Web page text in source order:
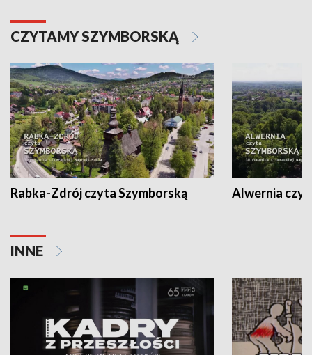
CZYTAMY SZYMBORSKĄ
Rabka-Zdrój czyta Szymborską Alwernia
INNE